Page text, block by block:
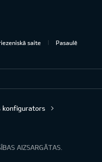
saite Pasaulē
konfigurators
AIZSARGĀTAS.